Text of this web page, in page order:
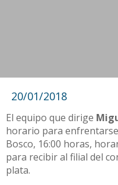
20/01/2018
El equipo que dirige
horario para
Bosco, 16:00 horas,
para recibir al filial del
plata.